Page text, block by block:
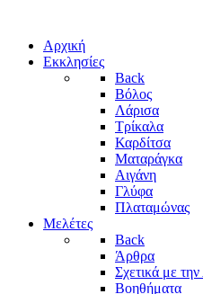
Αρχική
Εκκλησίες
Back
Βόλος
Λάρισα
Τρίκαλα
Καρδίτσα
Ματαράγκα
Αιγάνη
Γλύφα
Πλαταμώνας
Μελέτες
Back
Άρθρα
Σχετικά με
Βοηθήματα